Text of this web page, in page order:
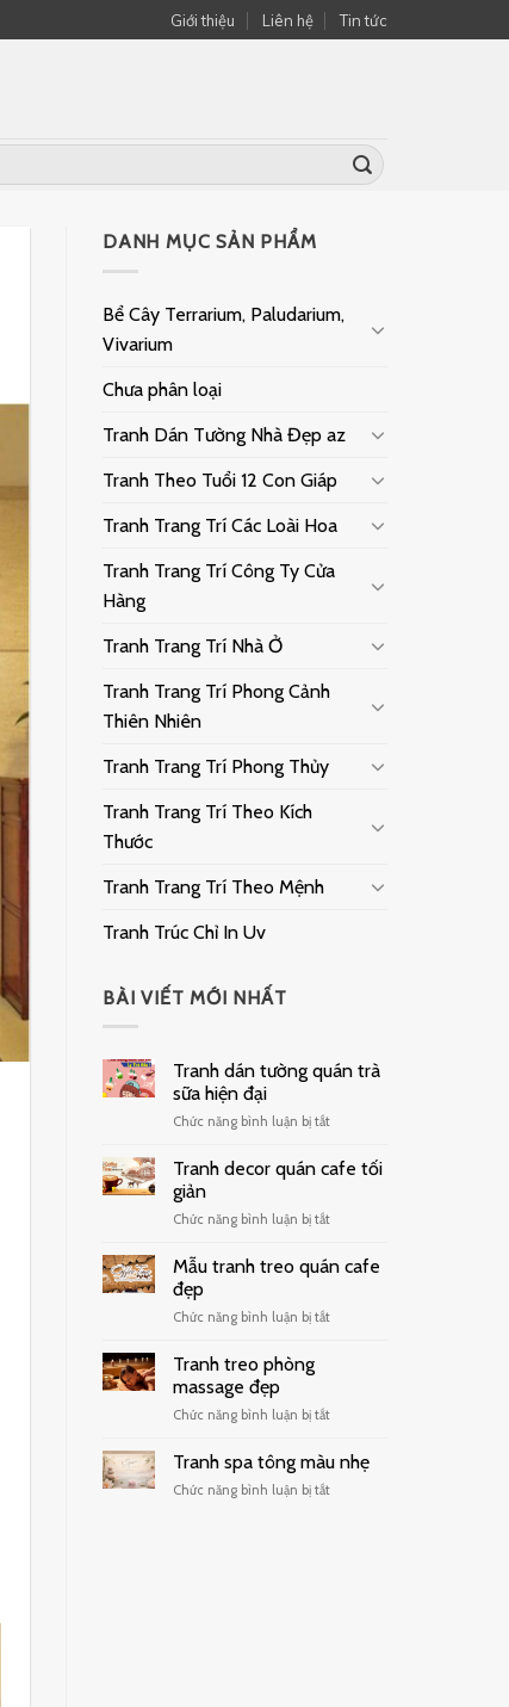
Giới thiệu Liên hệ Tin tức
DANH MỤC SẢN PHẨM
Bể Cây Terrarium, Paludarium,
Vivarium
Chưa phân loại
Tranh Dán Tường Nhà Đẹp az
Tranh Theo Tuổi 12 Con Giáp
Tranh Trang Trí Các Loài Hoa
Tranh Trang Trí Công Ty Cửa
Hàng
Tranh Trang Trí Nhà Ở
Tranh Trang Trí Phong Cảnh
Thiên Nhiên
Tranh Trang Trí Phong Thủy
Tranh Trang Trí Theo Kích
Thước
Tranh Trang Trí Theo Mệnh
Tranh Trúc Chỉ In Uv
BÀI VIẾT MỚI NHẤT
Tranh dán tường quán trà
sữa hiện đại
Chức năng bình luận bị tắtở
dán
trà
hiện
Tranh decor quán cafe tối
giản
Chức năng bình luận bị tắtở
decor
tối
Mẫu tranh treo quán cafe
đẹp
Chức năng bình luận bị tắtở
cafe
Tranh treo phòng
massage đẹp
Chức năng bình luận bị tắtở
treo
phòng
massage
Tranh spa tông màu nhẹ
Chức năng bình luận bị tắtở